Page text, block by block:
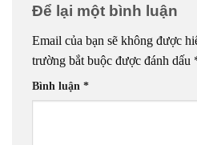
Để lại một bình luận
Email của bạn sẽ không được
trường bắt buộc được đánh dấu
Bình luận *